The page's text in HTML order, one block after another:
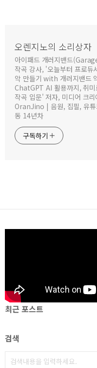
오렌지노의 소리상자
아이패드 개러지밴드
작곡 강사, '오늘부터 프로듀
악 만들기 with 개러지밴드
ChatGPT AI 활용까지, 취미
작곡 입문' 저자, 미디어 크
OranJino | 음원, 집필, 유튜
동 14년차
구독하기
최근 포스트
검색